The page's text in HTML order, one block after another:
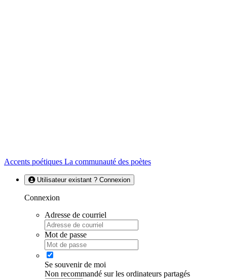
Accents poétiques La communauté des poètes
Utilisateur existant ? Connexion
Connexion
Adresse de courriel
Mot de passe
Se souvenir de moi
Non recommandé sur les ordinateurs partagés